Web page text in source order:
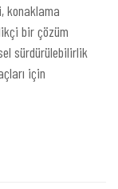
konaklama
bir çözüm
sürdürülebilirlik
için